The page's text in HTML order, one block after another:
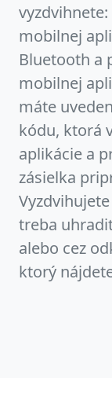
mobilnej
Bluetooth a
mobilnej
máte
kódu, ktorá
aplikácie a
zásielka
treba
alebo cez
ktorý